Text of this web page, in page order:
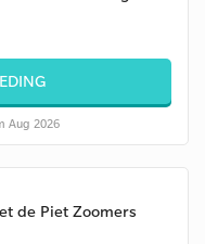
Aug 2026
de Piet Zoomers